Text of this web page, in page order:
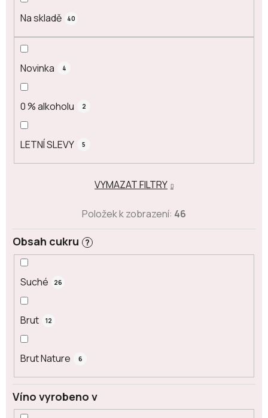
Na skladě 40
Novinka 4
0 % alkoholu 2
LETNÍ SLEVY 5
Obsah cukru ?
Suché 26
Brut 12
Brut Nature 6
Víno vyrobeno v
VYMAZAT FILTRY
Položek k zobrazení: 46